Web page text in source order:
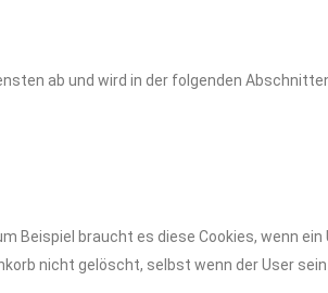
ab und wird in der folgenden
Beispiel braucht es diese Cookies, wenn
nicht gelöscht, selbst wenn der User